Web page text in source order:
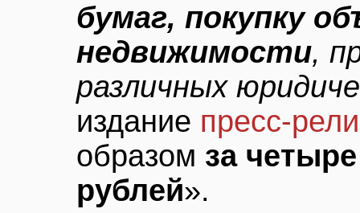
бумаг, покупку
недвижимости,
различных
издание пресс-
образом за
рублей».